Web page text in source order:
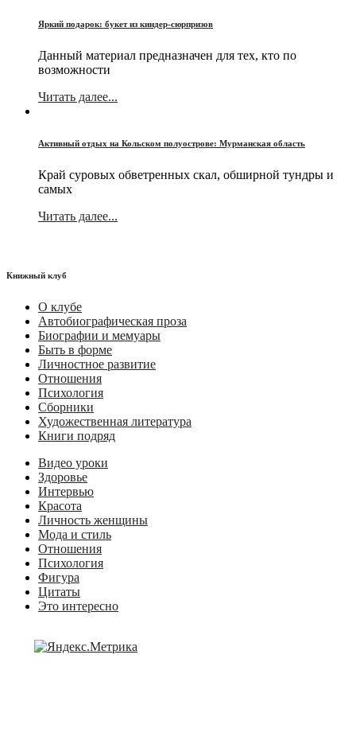
Яркий подарок: букет из киндер-сюрпризов
Данный материал предназначен для тех, кто по
возможности
Читать далее...
Активный отдых на Кольском полуострове: Мурманская область
Край суровых обветренных скал, обширной тундры и
самых
Читать далее...
Книжный клуб
О клубе
Автобиографическая проза
Биографии и мемуары
Быть в форме
Личностное развитие
Отношения
Психология
Сборники
Художественная литература
Книги подряд
Видео уроки
Здоровье
Интервью
Красота
Личность женщины
Мода и стиль
Отношения
Психология
Фигура
Цитаты
Это интересно